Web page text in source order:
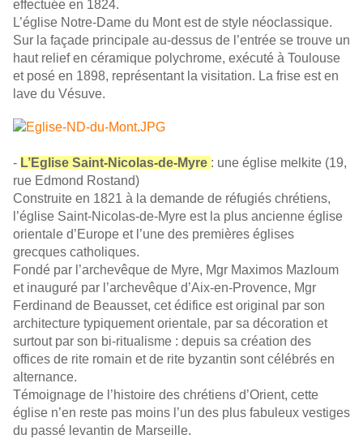
effectuée en 1824.
L’église Notre-Dame du Mont est de style néoclassique.
Sur la façade principale au-dessus de l’entrée se trouve un
haut relief en céramique polychrome, exécuté à Toulouse
et posé en 1898, représentant la visitation. La frise est en
lave du Vésuve.
- L’Eglise Saint-Nicolas-de-Myre : une église melkite (19,
rue Edmond Rostand)
Construite en 1821 à la demande de réfugiés chrétiens,
l’église Saint-Nicolas-de-Myre est la plus ancienne église
orientale d’Europe et l’une des premières églises
grecques catholiques.
Fondé par l’archevêque de Myre, Mgr Maximos Mazloum
et inauguré par l’archevêque d’Aix-en-Provence, Mgr
Ferdinand de Beausset, cet édifice est original par son
architecture typiquement orientale, par sa décoration et
surtout par son bi-ritualisme : depuis sa création des
offices de rite romain et de rite byzantin sont célébrés en
alternance.
Témoignage de l’histoire des chrétiens d’Orient, cette
église n’en reste pas moins l’un des plus fabuleux vestiges
du passé levantin de Marseille.